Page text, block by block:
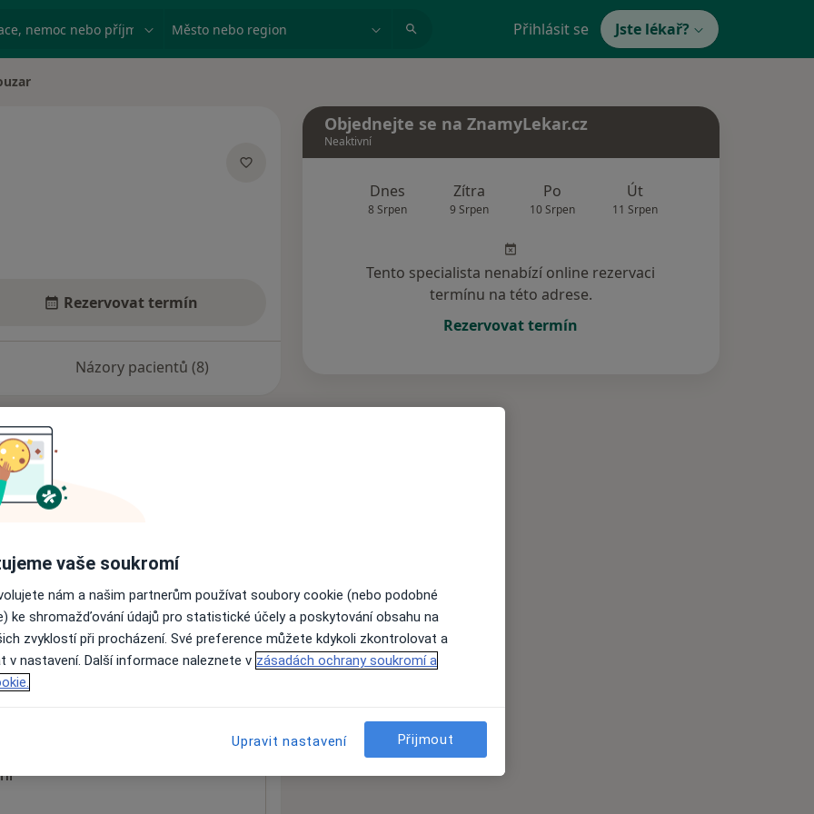
nemoc nebo příjmení Město nebo region Přihlásit se Jste lékař?
Rezervovat termín
Názory pacientů (8)
nejsou k dispozici
informace o svých službách.
Objednejte se na ZnamyLekar.cz
Neaktivní
Dnes
8 Srpen
Zítra
9 Srpen
Po
10 Srpen
Út
11 Srpen
Tento specialista nenabízí online rezervaci
termínu na této adrese.
Rezervovat termín
vaše soukromí
nám a našim partnerům používat soubory cookie (nebo podobné
ke shromažďování údajů pro statistické účely a poskytování obsahu na
zvyklostí při procházení. Své preference můžete kdykoli zkontrolovat a
v nastavení. Další informace naleznete v zásadách ochrany soukromí a
Upravit nastavení Přijmout